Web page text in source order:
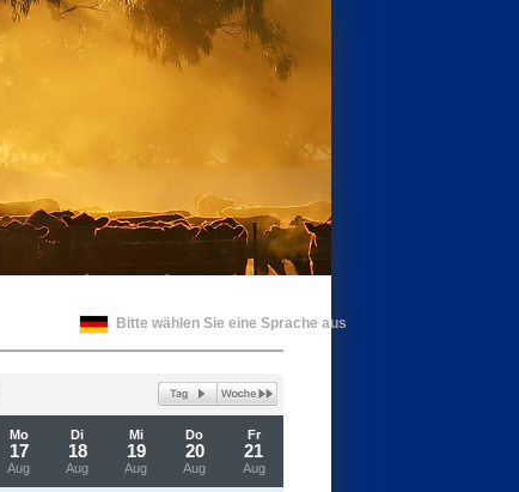
Bitte wählen Sie eine Sprache aus
Mo
17
Aug
Di
18
Aug
Mi
19
Aug
Do
20
Aug
Fr
21
Aug